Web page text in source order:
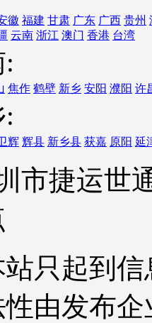
徽 福建 甘肃 广东 广西 贵州
云南 浙江 澳门 香港 台湾
焦作 鹤壁 新乡 安阳 濮阳 许
辉 辉县 新乡县 获嘉 原阳 延
市捷运世
只起到
由发布